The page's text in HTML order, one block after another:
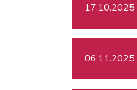
17.10.2025
06.11.2025